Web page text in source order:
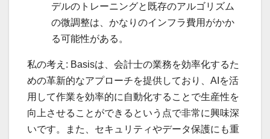
デルのトレーニングと既存のアルゴリズム
の微調整は、かなりのインフラ費用がかか
る可能性がある。
私の考え: Basisは、会計士の業務を効率化するた
めの革新的なアプローチを提供しており、AIを活
用して作業を効率的に自動化することで生産性を
向上させることができるという点で非常に興味深
いです。また、セキュリティやデータ保護にも重